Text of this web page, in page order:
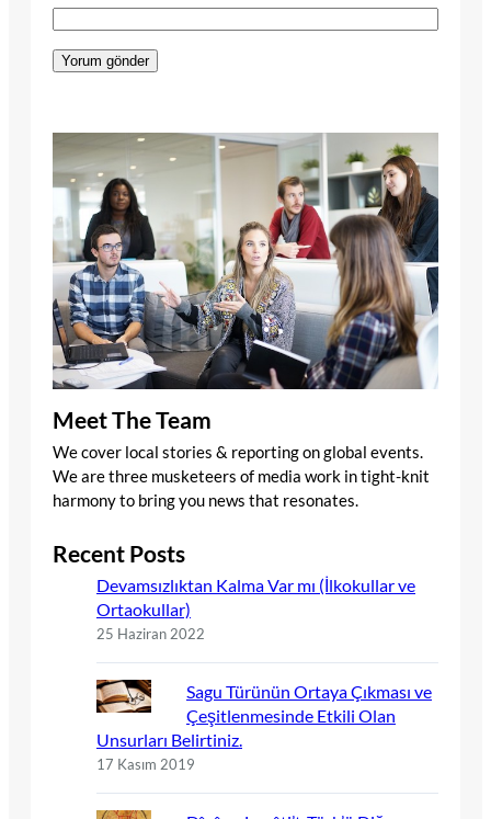
Meet The Team
We cover local stories & reporting on global events.
We are three musketeers of media work in tight-knit
harmony to bring you news that resonates.
Recent Posts
Devamsızlıktan Kalma Var mı (İlkokullar ve
Ortaokullar)
25 Haziran 2022
Sagu Türünün Ortaya Çıkması ve
Çeşitlenmesinde Etkili Olan
Unsurları Belirtiniz.
17 Kasım 2019